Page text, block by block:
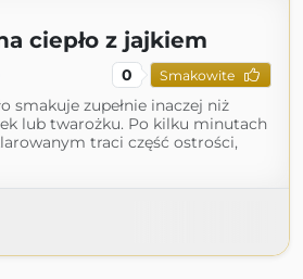
ciepło z jajkiem
0 Smakowite
smakuje zupełnie inaczej niż
lub twarożku. Po kilku minutach
traci część ostrości,